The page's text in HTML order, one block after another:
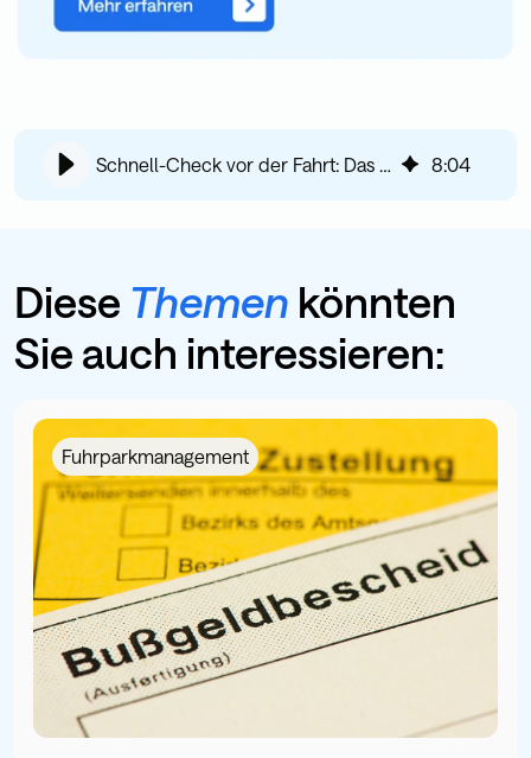
8:04
Diese Themen könnten
Sie auch interessieren:
Fuhrparkmanagement